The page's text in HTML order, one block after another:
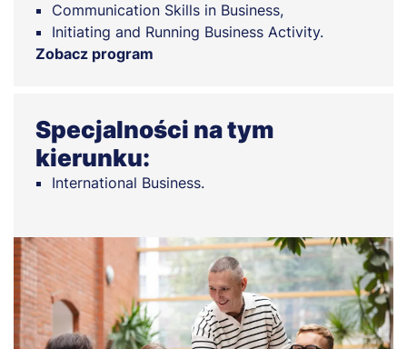
Communication Skills in Business,
Initiating and Running Business Activity.
Zobacz program
Specjalności na tym
kierunku:
International Business.